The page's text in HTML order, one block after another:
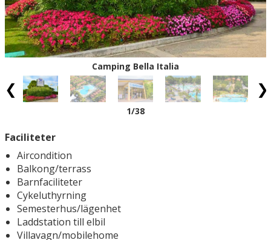
Camping Bella Italia
1/38
Faciliteter
Aircondition
Balkong/terrass
Barnfaciliteter
Cykeluthyrning
Semesterhus/lägenhet
Laddstation till elbil
Villavagn/mobilehome